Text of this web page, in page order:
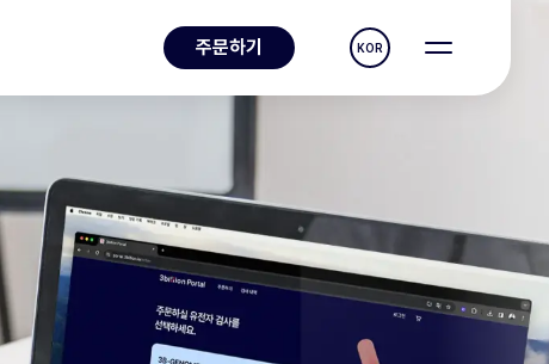
주문하기 KOR